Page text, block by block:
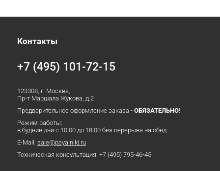
Контакты
+7 (495) 101-72-15
123308, г. Москва,
Пр-т Маршала Жукова, д.2
Предварительное оформление заказа - ОБЯЗАТЕЛЬНО!
Режим работы:
в будние дни с 10:00 до 18:00 без перерыва на обед
E-Mail: sale@payalniki.ru
Техническая консультация: +7 (495) 795-46-45